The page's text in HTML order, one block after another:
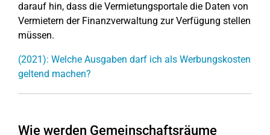
darauf hin, dass die Vermietungsportale die Daten von
Vermietern der Finanzverwaltung zur Verfügung stellen
müssen.
(2021): Welche Ausgaben darf ich als Werbungskosten
geltend machen?
Wie werden Gemeinschaftsräume